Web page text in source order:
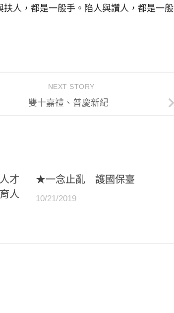
人，都是一般手。陷人與讚人，都是一般
NEXT STORY
雙十嘉禮、普慶新紀
才
人
★一念止亂 護國保臺
10/21/2019